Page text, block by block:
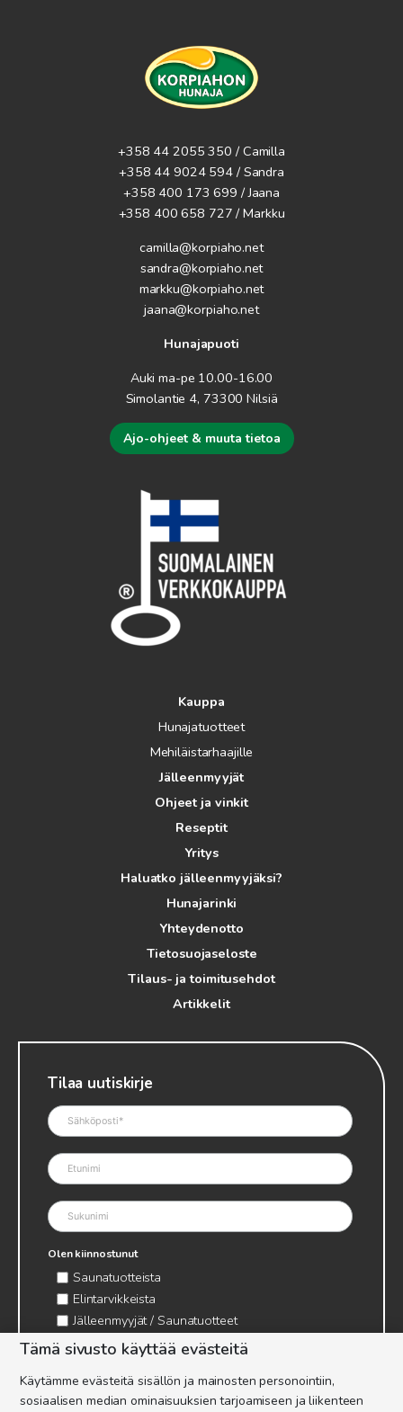
+358 44 2055 350 / Camilla
+358 44 9024 594 / Sandra
+358 400 173 699 / Jaana
+358 400 658 727 / Markku
camilla@korpiaho.net
sandra@korpiaho.net
markku@korpiaho.net
jaana@korpiaho.net
Hunajapuoti
Auki ma-pe 10.00-16.00
Simolantie 4, 73300 Nilsiä
Ajo-ohjeet & muuta tietoa
Kauppa
Hunajatuotteet
Mehiläistarhaajille
Jälleenmyyjät
Ohjeet ja vinkit
Reseptit
Yritys
Haluatko jälleenmyyjäksi?
Hunajarinki
Yhteydenotto
Tietosuojaseloste
Tilaus- ja toimitusehdot
Artikkelit
Tilaa uutiskirje
Olen kiinnostunut
Saunatuotteista
Elintarvikkeista
Jälleenmyyjät / Saunatuotteet
Jälleenmyyjät / Elintarvikkeet
Mehiläistarvikkeet
Ajankohtaista & tietopaketit tarhaajalle
Tämä sivusto käyttää evästeitä
Käytämme evästeitä sisällön ja mainosten personointiin,
sosiaalisen median ominaisuuksien tarjoamiseen ja liikenteen